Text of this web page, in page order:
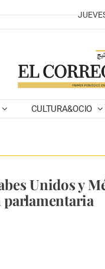
CULTURA&OCIO
Unidos y